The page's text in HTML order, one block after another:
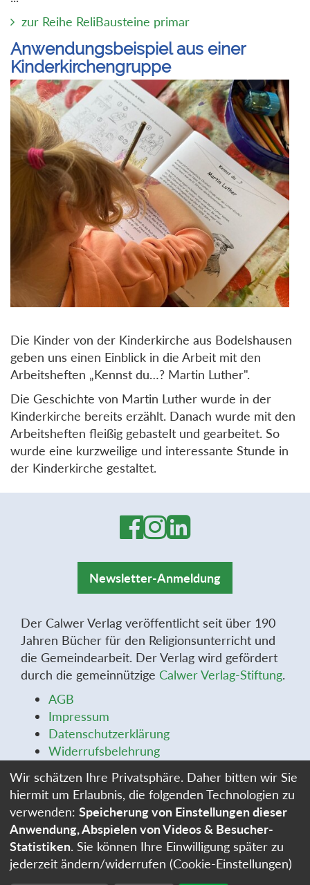
zur Reihe ReliBausteine primar
Anwendungsbeispiel aus einer
Kinderkirchengruppe
Die Kinder von der Kinderkirche aus Bodelshausen
geben uns einen Einblick in die Arbeit mit den
Arbeitsheften „Kennst du…? Martin Luther".
Die Geschichte von Martin Luther wurde in der
Kinderkirche bereits erzählt. Danach wurde mit den
Arbeitsheften fleißig gebastelt und gearbeitet. So
wurde eine kurzweilige und interessante Stunde in
der Kinderkirche gestaltet.
Newsletter-Anmeldung
Der Calwer Verlag veröffentlicht seit über 190
Jahren Bücher für den Religionsunterricht und
die Gemeindearbeit. Der Verlag wird gefördert
durch die gemeinnützige Calwer Verlag-Stiftung.
AGB
Impressum
Datenschutzerklärung
Widerrufsbelehrung
Stellenangebote
Cookie-Einstellungen
Wir schätzen Ihre Privatsphäre. Daher bitten wir Sie
hiermit um Erlaubnis, die folgenden Technologien zu
verwenden: Speicherung von Einstellungen dieser
Anwendung, Abspielen von Videos & Besucher-
Statistiken. Sie können Ihre Einwilligung später zu
jederzeit ändern/widerrufen (Cookie-Einstellungen)